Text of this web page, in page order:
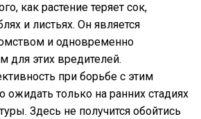
как растение теряет сок,
и листьях. Он является
и одновременно
для этих вредителей.
при борьбе с этим
только на ранних стадиях
Здесь не получится обойтись